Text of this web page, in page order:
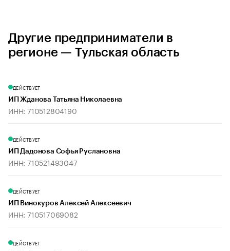
Другие предприниматели в
регионе — Тульская область
ДЕЙСТВУЕТ
ИП Жданова Татьяна Николаевна
ИНН: 710512804190
ДЕЙСТВУЕТ
ИП Дадонова Софья Руслановна
ИНН: 710521493047
ДЕЙСТВУЕТ
ИП Винокуров Алексей Алексеевич
ИНН: 710517069082
ДЕЙСТВУЕТ